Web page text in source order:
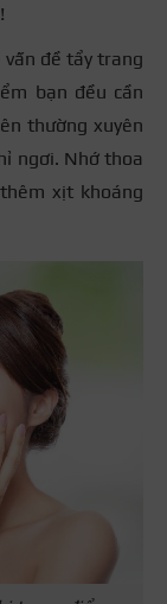
đề tẩy trang
bạn đều cần
thường xuyên
ngơi. Nhớ thoa
xịt khoáng